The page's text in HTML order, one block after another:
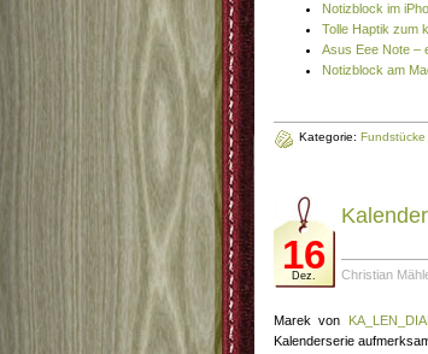
Notizblock im
Tolle Haptik zum
Asus Eee Note –
Notizblock am
Kategorie: Fundstücke
16
Dez. Christian
Marek von
Kalenderserie